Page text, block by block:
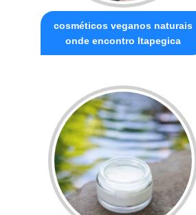
cosméticos veganos naturais
onde encontro Itapegica